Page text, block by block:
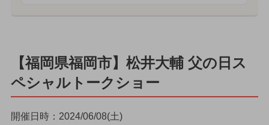
【福岡県福岡市】松井大輔 父の日ス
ペシャルトークショー
開催日時：2024/06/08(土)